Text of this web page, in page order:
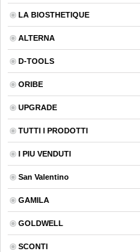
LA BIOSTHETIQUE
ALTERNA
D-TOOLS
ORIBE
UPGRADE
TUTTI I PRODOTTI
I PIU VENDUTI
San Valentino
GAMILA
GOLDWELL
SCONTI